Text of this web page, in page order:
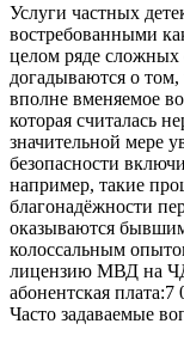
Услуги частных
востребованными
целом ряде
догадываются о
вполне вменяемое
которая считалась
значительной мере
безопасности
например, такие
благонадёжности
оказываются
колоссальным
лицензию МВД на
абонентская плата:7
Часто задаваемые